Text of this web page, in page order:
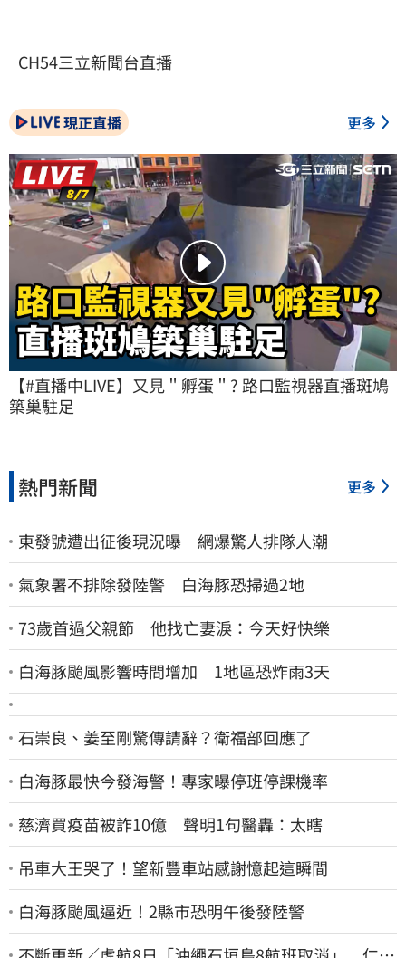
CH54三立新聞台直播
現正直播 更多
【#直播中LIVE】又見＂孵蛋＂? 路口監視器直播斑鳩
築巢駐足
熱門新聞 更多
東發號遭出征後現況曝 網爆驚人排隊人潮
氣象署不排除發陸警 白海豚恐掃過2地
73歲首過父親節 他找亡妻淚：今天好快樂
白海豚颱風影響時間增加 1地區恐炸雨3天
石崇良、姜至剛驚傳請辭？衛福部回應了
白海豚最快今發海警！專家曝停班停課機率
慈濟買疫苗被詐10億 聲明1句醫轟：太瞎
吊車大王哭了！望新豐車站感謝憶起這瞬間
白海豚颱風逼近！2縣市恐明午後發陸警